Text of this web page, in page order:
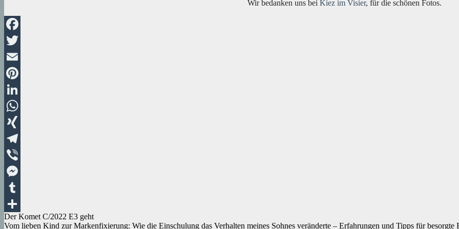
Wir bedanken uns beiKiez im Visier, für die schönen Fotos.
Facebook
Twitter
Email
Pinterest
LinkedIn
WhatsApp
XING
Telegram
Viber
Messenger
Tumblr
Teilen
Beitragsnavigation
Der Komet C/2022 E3 geht
Vom lieben Kind zur Markenfixierung: Wie die Einschulung das Verhalten meines Sohnes veränderte – Erfahrungen und Tipps für besorgte